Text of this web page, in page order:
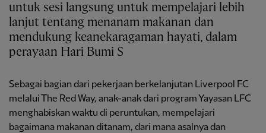
untuk sesi langsung untuk mempelajari lebih
lanjut tentang menanam makanan dan
mendukung keanekaragaman hayati, dalam
perayaan Hari Bumi S
Sebagai bagian dari pekerjaan berkelanjutan Liverpool FC
melalui The Red Way, anak-anak dari program Yayasan LFC
menghabiskan waktu di peruntukan, mempelajari
bagaimana makanan ditanam, dari mana asalnya dan